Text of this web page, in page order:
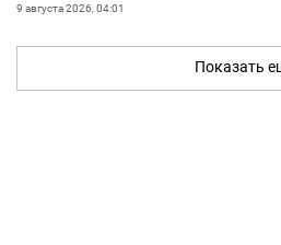
9 августа 2026, 04:01
Показать